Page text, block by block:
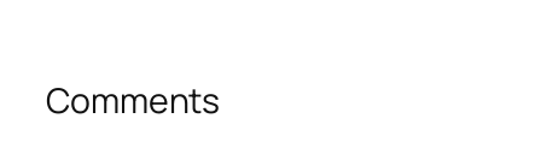
Comments